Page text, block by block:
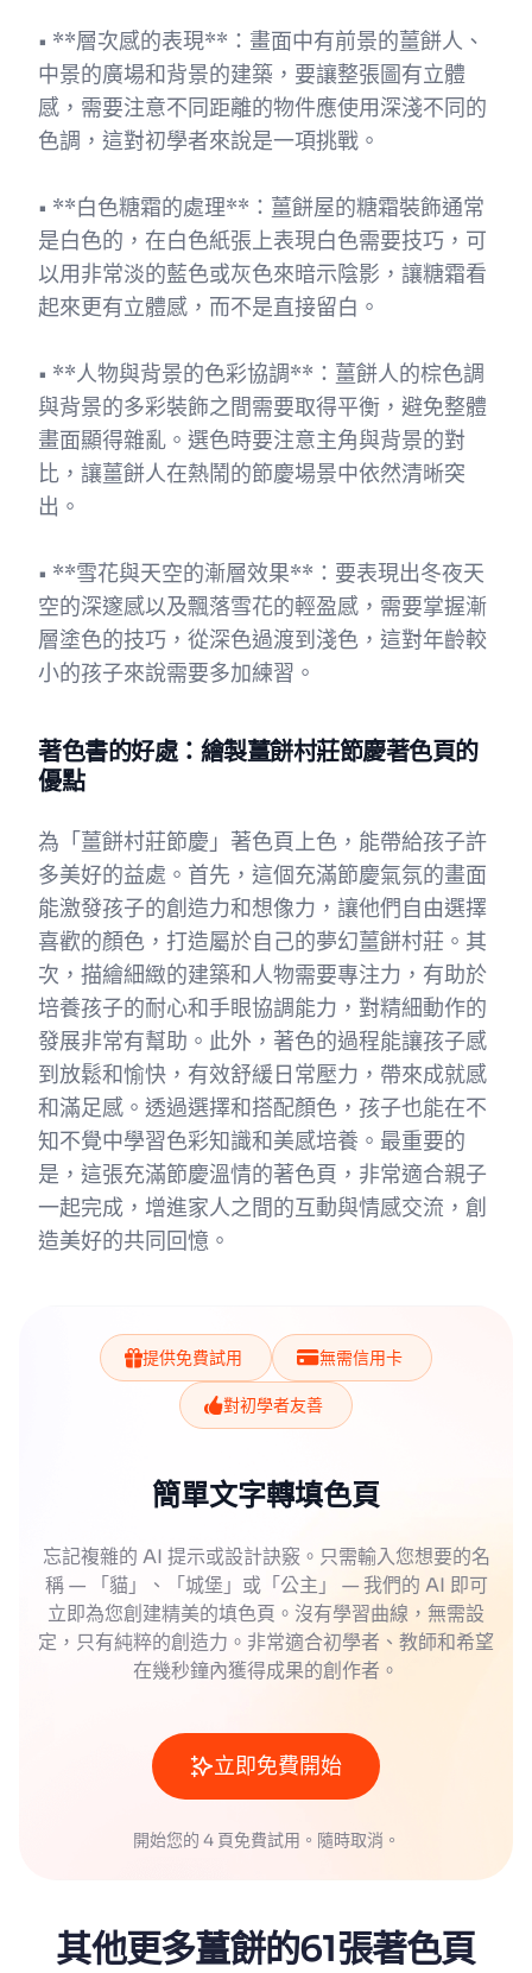
• **層次感的表現**：畫面中有前景的薑餅人、
中景的廣場和背景的建築，要讓整張圖有立體
感，需要注意不同距離的物件應使用深淺不同的
色調，這對初學者來說是一項挑戰。
• **白色糖霜的處理**：薑餅屋的糖霜裝飾通常
是白色的，在白色紙張上表現白色需要技巧，可
以用非常淡的藍色或灰色來暗示陰影，讓糖霜看
起來更有立體感，而不是直接留白。
• **人物與背景的色彩協調**：薑餅人的棕色調
與背景的多彩裝飾之間需要取得平衡，避免整體
畫面顯得雜亂。選色時要注意主角與背景的對
比，讓薑餅人在熱鬧的節慶場景中依然清晰突
出。
• **雪花與天空的漸層效果**：要表現出冬夜天
空的深邃感以及飄落雪花的輕盈感，需要掌握漸
層塗色的技巧，從深色過渡到淺色，這對年齡較
小的孩子來說需要多加練習。
著色書的好處：繪製薑餅村莊節慶著色頁的
優點
為「薑餅村莊節慶」著色頁上色，能帶給孩子許
多美好的益處。首先，這個充滿節慶氣氛的畫面
能激發孩子的創造力和想像力，讓他們自由選擇
喜歡的顏色，打造屬於自己的夢幻薑餅村莊。其
次，描繪細緻的建築和人物需要專注力，有助於
培養孩子的耐心和手眼協調能力，對精細動作的
發展非常有幫助。此外，著色的過程能讓孩子感
到放鬆和愉快，有效舒緩日常壓力，帶來成就感
和滿足感。透過選擇和搭配顏色，孩子也能在不
知不覺中學習色彩知識和美感培養。最重要的
是，這張充滿節慶溫情的著色頁，非常適合親子
一起完成，增進家人之間的互動與情感交流，創
造美好的共同回憶。
提供免費試用 無需信用卡
對初學者友善
簡單文字轉填色頁
忘記複雜的 AI 提示或設計訣竅。只需輸入您想要的名
稱 — 「貓」、「城堡」或「公主」 — 我們的 AI 即可
立即為您創建精美的填色頁。沒有學習曲線，無需設
定，只有純粹的創造力。非常適合初學者、教師和希望
在幾秒鐘內獲得成果的創作者。
立即免費開始
開始您的 4 頁免費試用。隨時取消。
其他更多薑餅的61張著色頁